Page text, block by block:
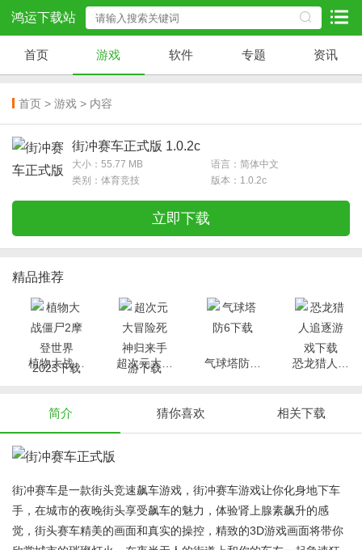
鸿运下载站
首页 游戏 软件 专题 资讯
首页 > 游戏 > 内容
街冲赛车正式版 1.0.2c
大小：55.77 MB
语言：简体中文
类别：体育竞技
版本：1.0.2c
立即下载
精品推荐
植物大战僵尸2摩登世界2023下载2.2.8 超次元大冒险死神归来手游下载4.1580.21 气球塔防6下载1.8
简介 猜你喜欢 相关下载
街冲赛车是一款街头竞速飙车游戏，街冲赛车游戏让你化身地下车
手，在城市的夜晚街头享受飙车的魅力，体验肾上腺素飙升的感
觉，街头赛车精美的画面和真实的操控，精致的3D游戏画面将带你